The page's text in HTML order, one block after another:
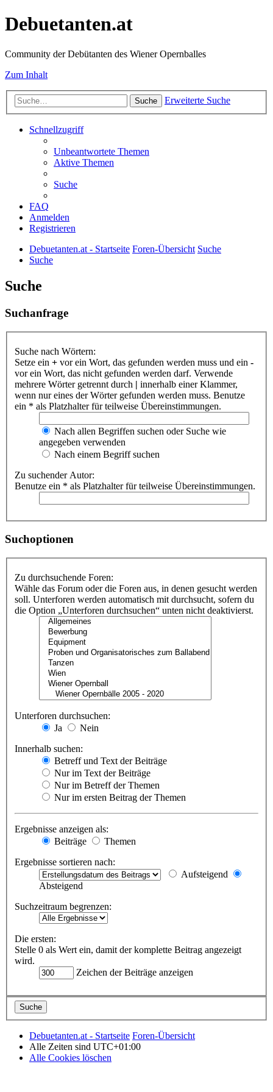
Debuetanten.at
Community der Debütanten des Wiener Opernballes
Zum Inhalt
Suche Erweiterte Suche
Schnellzugriff
Unbeantwortete Themen
Aktive Themen
Suche
FAQ
Anmelden
Registrieren
Debuetanten.at - Startseite Foren-Übersicht Suche
Suche
Suche
Suchanfrage
Suche nach Wörtern:
Setze ein + vor ein Wort, das gefunden werden muss und ein -
vor ein Wort, das nicht gefunden werden darf. Verwende
mehrere Wörter getrennt durch | innerhalb einer Klammer,
wenn nur eines der Wörter gefunden werden muss. Benutze
ein * als Platzhalter für teilweise Übereinstimmungen.
Nach allen Begriffen suchen oder Suche wie
angegeben verwenden
Nach einem Begriff suchen
Zu suchender Autor:
Benutze ein * als Platzhalter für teilweise Übereinstimmungen.
Suchoptionen
Zu durchsuchende Foren:
Wähle das Forum oder die Foren aus, in denen gesucht werden
soll. Unterforen werden automatisch mit durchsucht, sofern du
die Option „Unterforen durchsuchen“ unten nicht deaktivierst.
Unterforen durchsuchen:
Ja
Nein
Innerhalb suchen:
Betreff und Text der Beiträge
Nur im Text der Beiträge
Nur im Betreff der Themen
Nur im ersten Beitrag der Themen
Ergebnisse anzeigen als:
Beiträge
Themen
Ergebnisse sortieren nach:
Aufsteigend
Absteigend
Suchzeitraum begrenzen:
Die ersten:
Stelle 0 als Wert ein, damit der komplette Beitrag angezeigt
wird.
Zeichen der Beiträge anzeigen
Debuetanten.at - Startseite Foren-Übersicht
Alle Zeiten sind UTC+01:00
Alle Cookies löschen